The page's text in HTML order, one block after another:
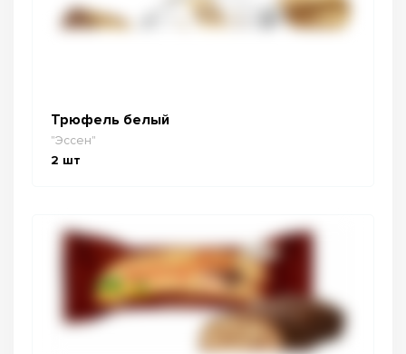
Трюфель белый
"Эссен"
2 шт